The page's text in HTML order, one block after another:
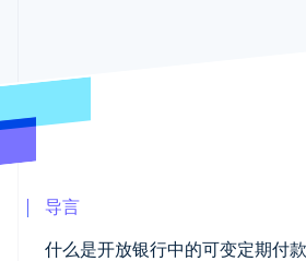
导言
什么是开放银行中的可变定期付